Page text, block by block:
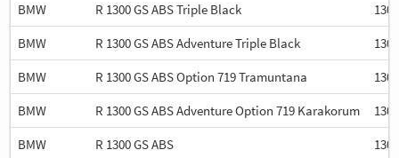
BMW R 1300 GS ABS Triple Black
1300
BMW
R 1300 GS ABS Adventure Triple Black
1300
BMW
R 1300 GS ABS Option 719 Tramuntana
1300
BMW
R 1300 GS ABS Adventure Option 719 Karakorum
1300
BMW
R 1300 GS ABS
1300